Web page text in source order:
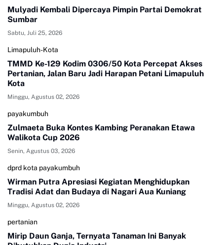
Mulyadi Kembali Dipercaya Pimpin Partai Demokrat
Sumbar
Sabtu, Juli 25, 2026
Limapuluh-Kota
TMMD Ke-129 Kodim 0306/50 Kota Percepat Akses
Pertanian, Jalan Baru Jadi Harapan Petani Limapuluh
Kota
Minggu, Agustus 02, 2026
payakumbuh
Zulmaeta Buka Kontes Kambing Peranakan Etawa
Walikota Cup 2026
Senin, Agustus 03, 2026
dprd kota payakumbuh
Wirman Putra Apresiasi Kegiatan Menghidupkan
Tradisi Adat dan Budaya di Nagari Aua Kuniang
Minggu, Agustus 02, 2026
pertanian
Mirip Daun Ganja, Ternyata Tanaman Ini Banyak